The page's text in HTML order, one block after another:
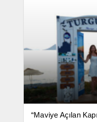
“Maviye Açılan